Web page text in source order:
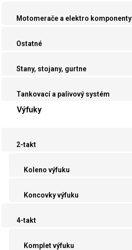
Motomerače a elektro komponenty
Ostatné
Stany, stojany, gurtne
Tankovací a palivový systém
Výfuky
2-takt
Koleno výfuku
Koncovky výfuku
4-takt
Komplet výfuku